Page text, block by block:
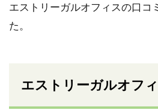
エストリーガルオフィスの口コ
た。
エストリーガルオフ